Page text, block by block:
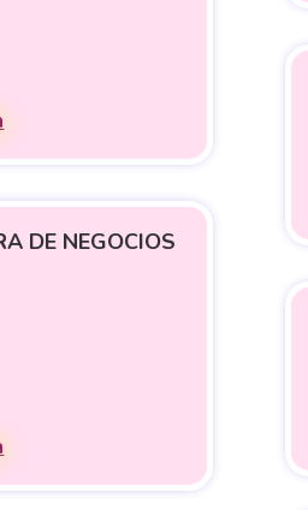
DE NEGOCIOS